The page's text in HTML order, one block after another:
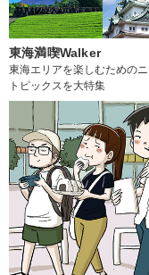
東海満喫Walker
東海エリアを楽しむための
トピックスを大特集